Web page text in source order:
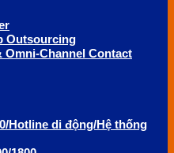
Outsourcing
Omni-Channel Contact
Hotline di động/Hệ thống